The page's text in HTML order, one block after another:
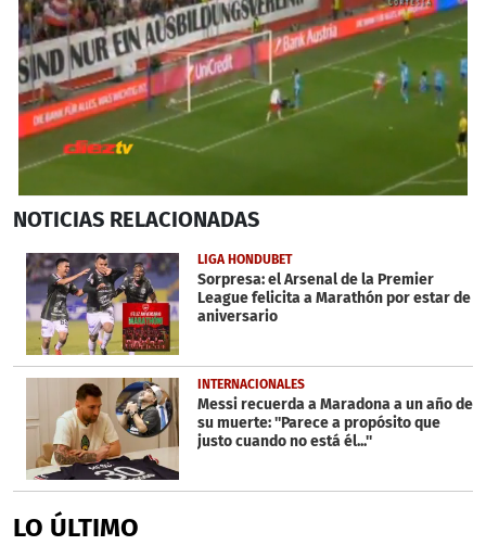
seconds
39
seconds
NOTICIAS RELACIONADAS
LIGA HONDUBET
Sorpresa: el Arsenal de la Premier
League felicita a Marathón por estar de
aniversario
INTERNACIONALES
Messi recuerda a Maradona a un año de
su muerte: ''Parece a propósito que
justo cuando no está él...''
LO ÚLTIMO